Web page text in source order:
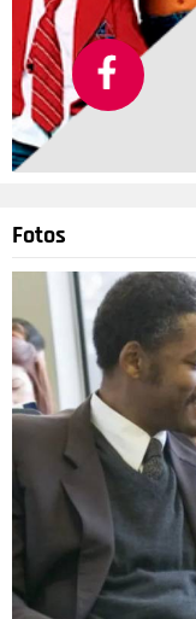
Fotos